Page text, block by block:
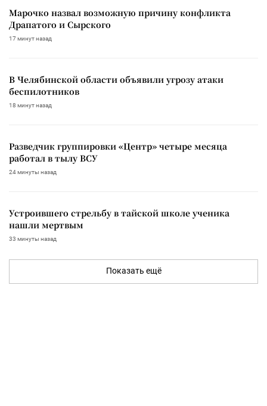
Марочко назвал возможную причину конфликта
Драпатого и Сырского
17 минут назад
В Челябинской области объявили угрозу атаки
беспилотников
18 минут назад
Разведчик группировки «Центр» четыре месяца
работал в тылу ВСУ
24 минуты назад
Устроившего стрельбу в тайской школе ученика
нашли мертвым
33 минуты назад
Показать ещё